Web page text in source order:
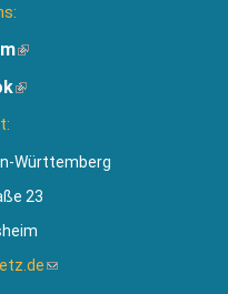
(Link
extern)
(Link
Württemberg
23
(Link